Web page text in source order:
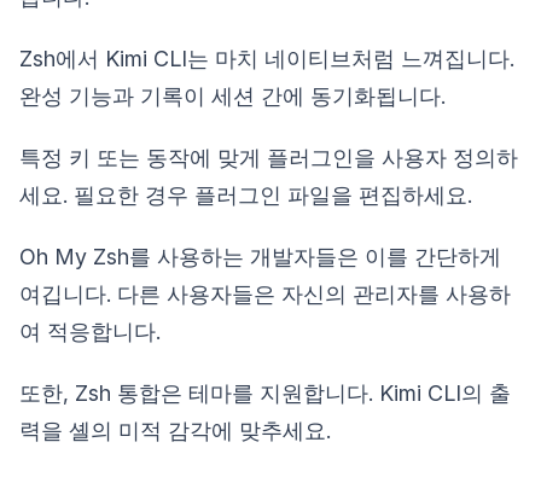
Zsh에서 Kimi CLI는 마치 네이티브처럼 느껴집니다.
완성 기능과 기록이 세션 간에 동기화됩니다.
특정 키 또는 동작에 맞게 플러그인을 사용자 정의하
세요. 필요한 경우 플러그인 파일을 편집하세요.
Oh My Zsh를 사용하는 개발자들은 이를 간단하게
여깁니다. 다른 사용자들은 자신의 관리자를 사용하
여 적응합니다.
또한, Zsh 통합은 테마를 지원합니다. Kimi CLI의 출
력을 셸의 미적 감각에 맞추세요.